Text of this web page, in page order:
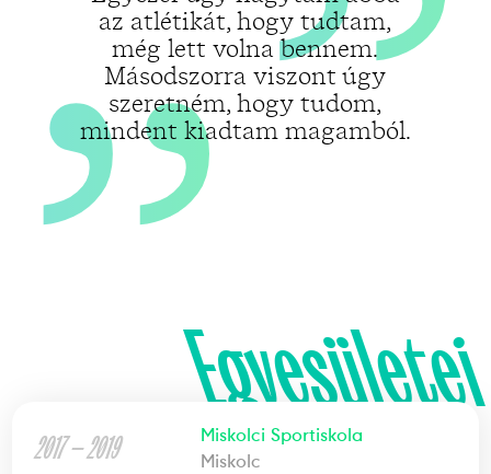
az atlétikát, hogy tudtam,
még lett volna bennem.
Másodszorra viszont úgy
szeretném, hogy tudom,
mindent kiadtam magamból.
Egyesületei
2017 — 2019
Miskolci Sportiskola
Miskolc